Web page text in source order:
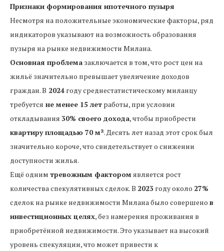
Признаки формирования ипотечного пузыря
Несмотря на положительные экономические факторы, ряд
индикаторов указывают на возможность образования
пузыря на рынке недвижимости Милана.
Основная проблема заключается в том, что рост цен на
жильё значительно превышает увеличение доходов
граждан. В 2024 году среднестатистическому миланцу
требуется не менее 15 лет работы, при условии
откладывания 30% своего дохода, чтобы приобрести
квартиру площадью 70 м². Десять лет назад этот срок был
значительно короче, что свидетельствует о снижении
доступности жилья.
Ещё одним тревожным факторомявляется рост
количества спекулятивных сделок. В 2023 году около 27%
сделок на рынке недвижимости Милана было совершено в
инвестиционных целях, без намерения проживания в
приобретённой недвижимости. Это указывает на высокий
уровень спекуляции, что может привести к